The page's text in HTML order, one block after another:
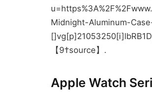
Midnight-Aluminum-
【9†source】.
Apple Watch